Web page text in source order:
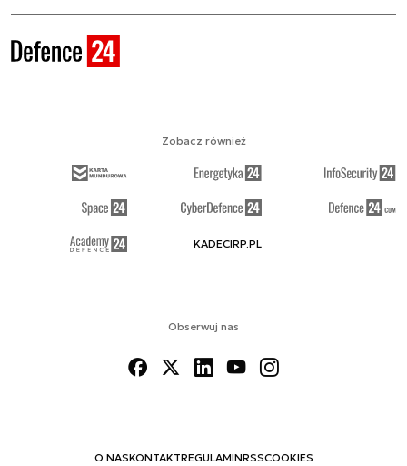
Obserwuj nas
O NASKONTAKTREGULAMINRSSCOOKIES
Zobacz również
KADECIRP.PL